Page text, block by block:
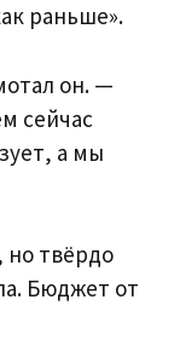
раньше».
он. —
сейчас
а мы
твёрдо
Бюджет от